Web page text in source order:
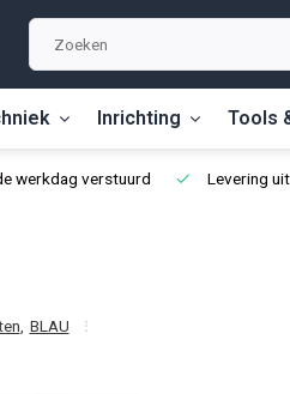
Inrichting Tools
werkdag verstuurd Levering
BLAU